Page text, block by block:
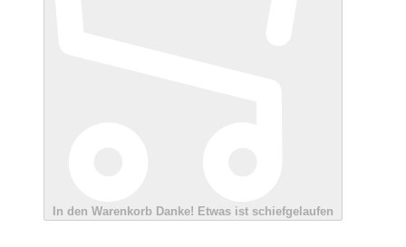
In den Warenkorb Danke! Etwas ist schiefgelaufen